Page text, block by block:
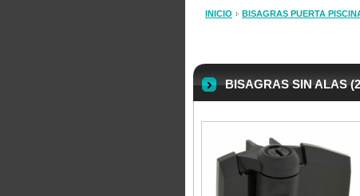
INICIO BISAGRAS PUERTA
BISAGRAS SIN ALAS